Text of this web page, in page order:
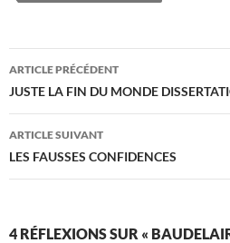
Navigation
des
articles
ARTICLE PRÉCÉDENT
JUSTE LA FIN DU MONDE
ARTICLE SUIVANT
LES FAUSSES CONFIDENCES
4 RÉFLEXIONS SUR «